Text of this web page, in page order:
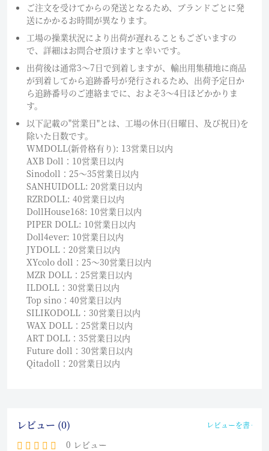
ご注文を受けてからの発送となるため、ブランドごとに発
送にかかるお時間が異なります。
工場の操業状況により出荷が遅れることもございますの
で、詳細はお問合せ頂けますと幸いです。
出荷後は通常3～7日で到着しますが、輸出用集積地に商品
が到着してから追跡番号が発行されるため、出荷予定日か
ら追跡番号のご連絡までに、およそ3〜4日ほどかかりま
す。
以下記載の"営業日"とは、工場の休日(日曜日、及び祝日)を
除いた日数です。
WMDOLL(新骨格有り): 13営業日以内
AXB Doll：10営業日以内
Sinodoll：25〜35営業日以内
SANHUIDOLL: 20営業日以内
RZRDOLL: 40営業日以内
DollHouse168: 10営業日以内
PIPER DOLL: 10営業日以内
Doll4ever: 10営業日以内
JYDOLL：20営業日以内
XYcolo doll：25〜30営業日以内
MZR DOLL：25営業日以内
ILDOLL：30営業日以内
Top sino：40営業日以内
SILIKODOLL：30営業日以内
WAX DOLL：25営業日以内
ART DOLL：35営業日以内
Future doll：30営業日以内
Qitadoll：20営業日以内
レビュー (0) レビューを書く
0 レビュー